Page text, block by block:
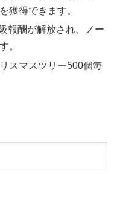
獲得できます。
報酬が解放され、ノー
。
スマスツリー500個毎